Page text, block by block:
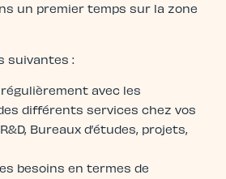
un premier temps sur la zone
suivantes :
avec les
différents services chez vos
Bureaux d’études, projets,
besoins en termes de